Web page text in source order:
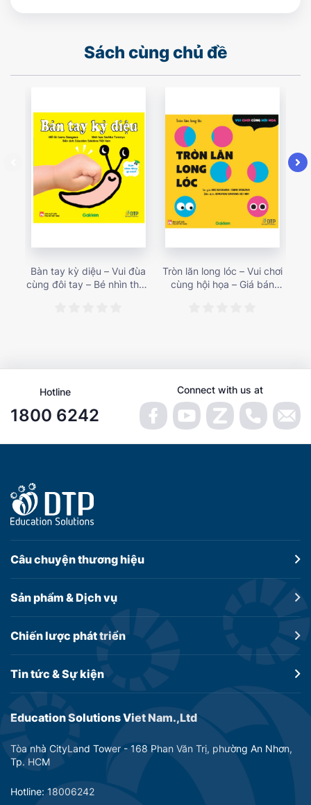
Sách cùng chủ đề
Bàn tay kỳ diệu – Vui đùa
cùng đôi tay – Bé nhìn thấy
Tròn lăn long lóc – Vui chơi
cùng hội họa – Giá bán
Hotline
1800 6242
Connect with us at
Education Solutions Viet Nam.,Ltd
Tòa nhà CityLand Tower - 168 Phan Văn Trị, phường An Nhơn,
Tp. HCM
Hotline: 18006242
Câu chuyệnthương hiệu
Sản phẩm &Dịch vụ
Chiến lược phát triển
Tin tức &Sự kiện